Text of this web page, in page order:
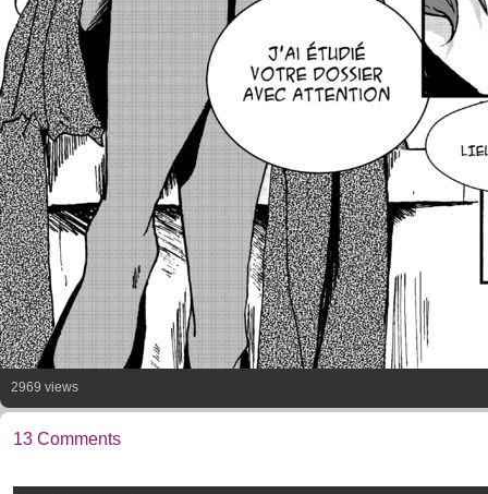
2969 views
13 Comments